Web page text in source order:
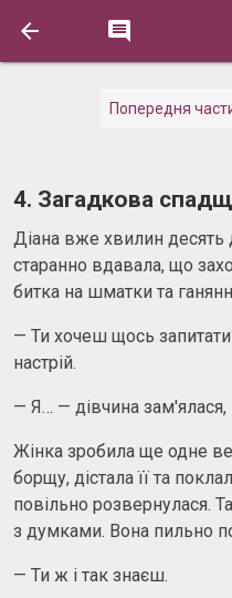
 
Попередня
4. Загадкова
Діана вже хвилин десять
старанно вдавала, що
битка на шматки та
— Ти хочеш щось
настрій.
— Я… — дівчина зам'ялася,
Жінка зробила ще одне
борщу, дістала її та
повільно розвернулася.
з думками. Вона пильно
— Ти ж і так знаєш.